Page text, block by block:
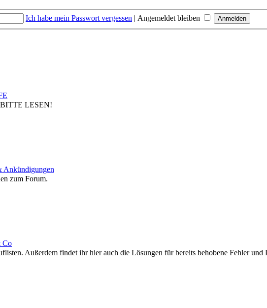
Ich habe mein Passwort vergessen | Angemeldet bleiben
LESEN!
Ankündigungen
zum Forum.
Co
Außerdem findet ihr hier auch die Lösungen für bereits behobene Fehler und